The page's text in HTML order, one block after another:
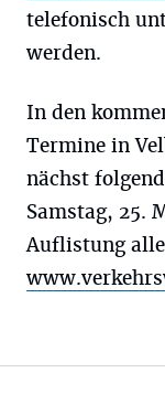
telefonisch
werden.
In den
Termine in
nächst
Samstag, 25.
Auflistung